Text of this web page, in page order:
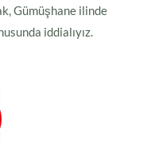
Gümüşhane ilinde
iddialıyız.